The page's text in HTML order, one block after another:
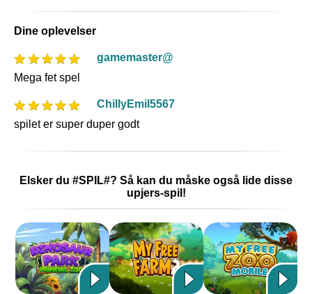
Dine oplevelser
gamemaster@
Mega fet spel
ChillyEmil5567
spilet er super duper godt
Elsker du #SPIL#? Så kan du måske også lide disse
upjers-spil!